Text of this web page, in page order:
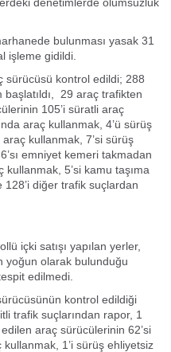
bulunması yasak 31
işleme gidildi.
sürücüsü kontrol edildi; 288
29 araç trafikten
105’i süratli araç
araç kullanmak, 4’ü sürüş
kullanmak, 7’si sürüş
emniyet kemeri takmadan
kullanmak, 5’si kamu taşıma
diğer trafik suçlardan
içki satışı yapılan yerler,
yoğun olarak bulunduğu
edilmedi.
kontrol edildiği
trafik suçlarından rapor, 1
araç sürücülerinin 62’si
kullanmak, 1’i sürüş ehliyetsiz